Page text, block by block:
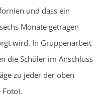
und dass ein
Monate getragen
wird. In Gruppenarbeit
die Schüler im Anschluss
zu jeder der oben